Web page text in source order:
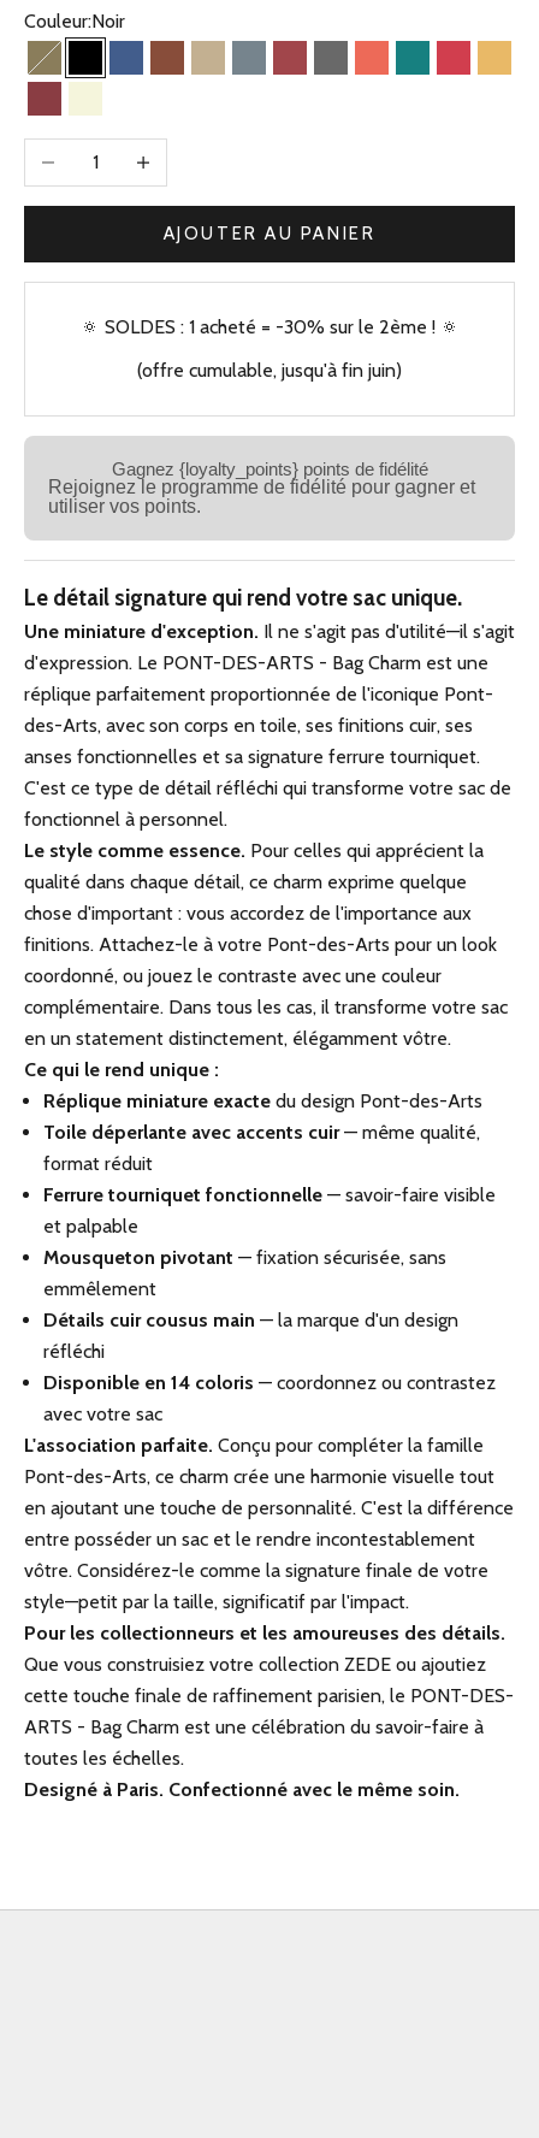
Couleur:Noir
OliveNoir Bleu Jean
CamelBeige Kaki
Bleu Gris
BriqueGris CorailVert Framboise
Jaune
Bordeaux
Beige
Diminuer la quantitéAugmenter la quantité
AJOUTER AU PANIER
🔅 SOLDES : 1 acheté = -30% sur le 2ème ! 🔅
(offre cumulable, jusqu'à fin juin)
Gagnez {loyalty_points} points de fidélité
Rejoignez le programme de fidélité pour gagner et
utiliser vos points.
Le détail signature qui rend votre sac unique.
Une miniature d'exception. Il ne s'agit pas d'utilité—il s'agit
d'expression. Le PONT-DES-ARTS - Bag Charm est une
réplique parfaitement proportionnée de l'iconique Pont-
des-Arts, avec son corps en toile, ses finitions cuir, ses
anses fonctionnelles et sa signature ferrure tourniquet.
C'est ce type de détail réfléchi qui transforme votre sac de
fonctionnel à personnel.
Le style comme essence. Pour celles qui apprécient la
qualité dans chaque détail, ce charm exprime quelque
chose d'important : vous accordez de l'importance aux
finitions. Attachez-le à votre Pont-des-Arts pour un look
coordonné, ou jouez le contraste avec une couleur
complémentaire. Dans tous les cas, il transforme votre sac
en un statement distinctement, élégamment vôtre.
Ce qui le rend unique :
Réplique miniature exacte du design Pont-des-Arts
Toile déperlante avec accents cuir— même qualité,
format réduit
Ferrure tourniquet fonctionnelle — savoir-faire visible
et palpable
Mousqueton pivotant — fixation sécurisée, sans
emmêlement
Détails cuir cousus main — la marque d'un design
réfléchi
Disponible en 14 coloris — coordonnez ou contrastez
avec votre sac
L'association parfaite. Conçu pour compléter la famille
Pont-des-Arts, ce charm crée une harmonie visuelle tout
en ajoutant une touche de personnalité. C'est la différence
entre posséder un sac et le rendre incontestablement
vôtre. Considérez-le comme la signature finale de votre
style—petit par la taille, significatif par l'impact.
Pour les collectionneurs et les amoureuses des détails.
Que vous construisiez votre collection ZEDE ou ajoutiez
cette touche finale de raffinement parisien, le PONT-DES-
ARTS - Bag Charm est une célébration du savoir-faire à
toutes les échelles.
Designé à Paris. Confectionné avec le même soin.